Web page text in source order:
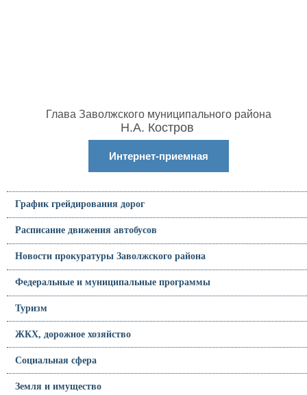
Глава Заволжского муниципального района
Н.А. Костров
Интернет-приемная
График грейдирования дорог
Расписание движения автобусов
Новости прокуратуры Заволжского района
Федеральные и муниципальные программы
Туризм
ЖКХ, дорожное хозяйство
Социальная сфера
Земля и имущество